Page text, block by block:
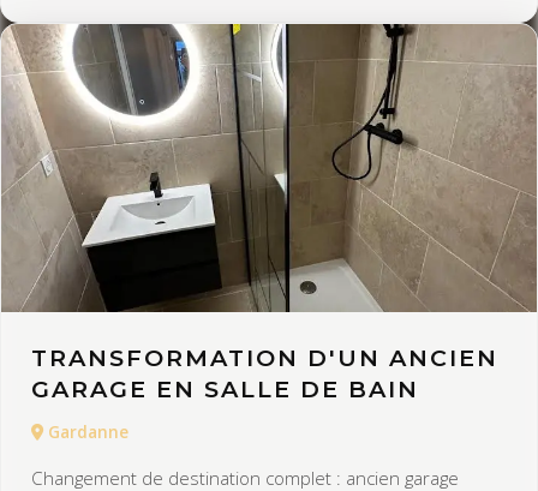
TRANSFORMATION D'UN ANCIEN
GARAGE EN SALLE DE BAIN
Gardanne
Changement de destination complet : ancien garage